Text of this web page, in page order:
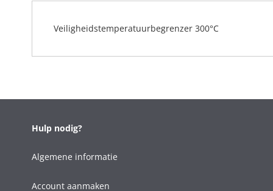
Veiligheidstemperatuurbegrenzer 300°C
Hulp nodig?
Algemene informatie
Account aanmaken